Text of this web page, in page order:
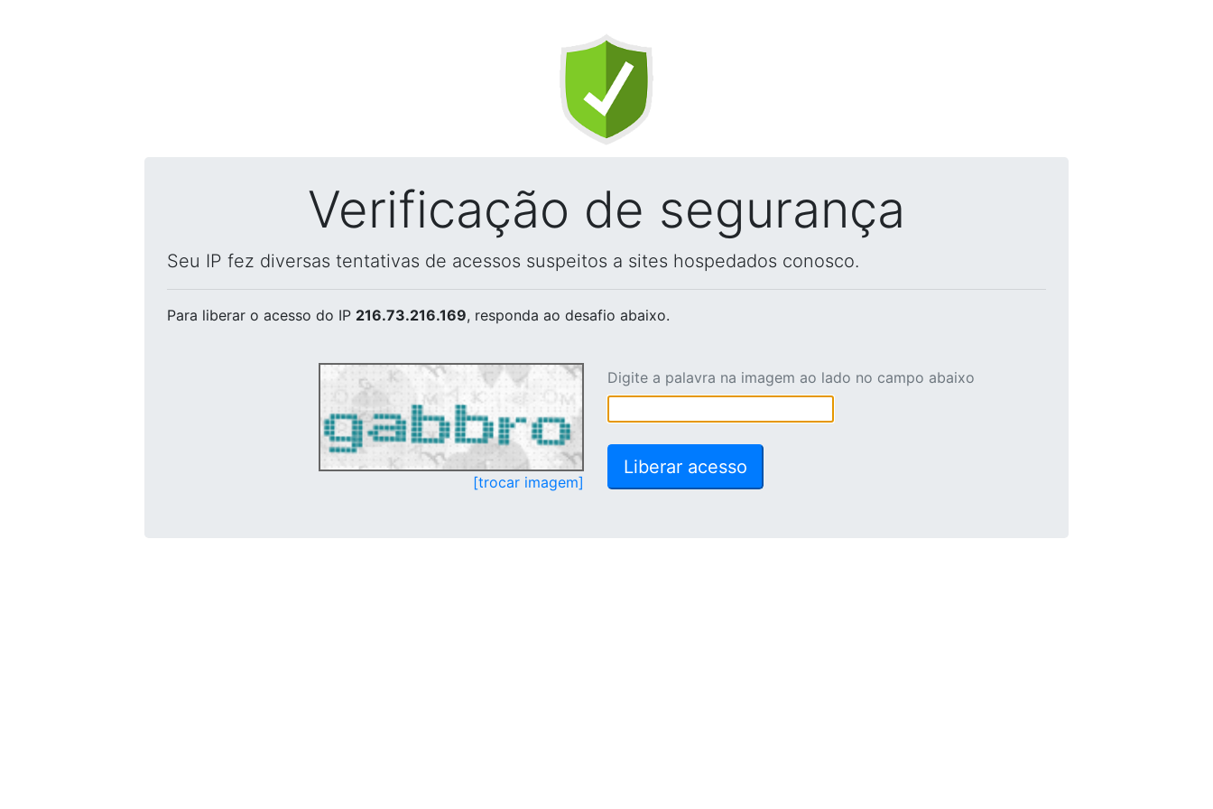
Verificação de segurança
Seu IP fez diversas tentativas de acessos suspeitos a sites hospedados conosco.
Para liberar o acesso do IP 216.73.216.169, responda ao desafio abaixo.
[trocar imagem]
Digite a palavra na imagem ao lado no campo abaixo